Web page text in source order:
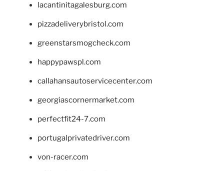
lacantinitagalesburg.com
pizzadeliverybristol.com
greenstarsmogcheck.com
happypawspl.com
callahansautoservicecenter.com
georgiascornermarket.com
perfectfit24-7.com
portugalprivatedriver.com
von-racer.com